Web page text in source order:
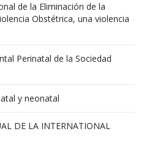
de la Eliminación de la
Obstétrica, una violencia
Perinatal de la Sociedad
y neonatal
DE LA INTERNATIONAL